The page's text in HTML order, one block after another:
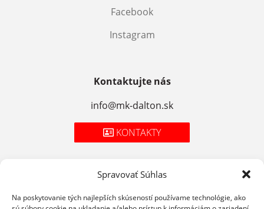
Spravovať Súhlas
Na poskytovanie tých najlepších skúseností používame technológie, ako
Facebook
Instagram
Kontaktujte nás
info@mk-dalton.sk
KONTAKTY